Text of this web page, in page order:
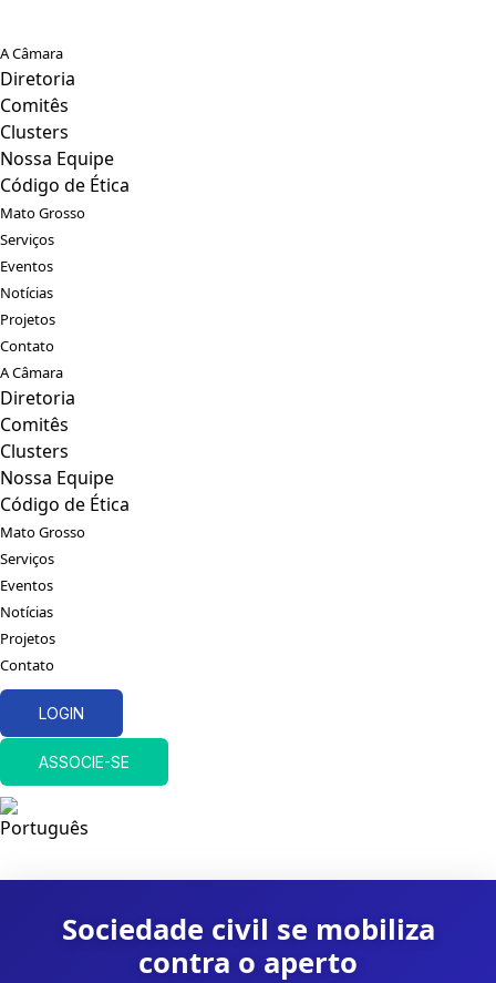
A Câmara
Diretoria
Comitês
Clusters
Nossa Equipe
Código de Ética
Mato Grosso
Serviços
Eventos
Notícias
Projetos
Contato
A Câmara
Diretoria
Comitês
Clusters
Nossa Equipe
Código de Ética
Mato Grosso
Serviços
Eventos
Notícias
Projetos
Contato
LOGIN
ASSOCIE-SE
Sociedade civil se mobiliza
contra o aperto